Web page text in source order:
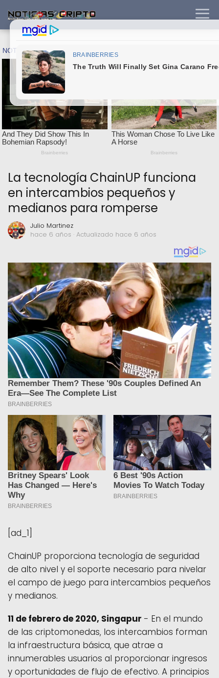
La tecnología ChainUP funciona
en intercambios pequeños y
medianos para romperse
Julio Martinez
hace 6 años · Actualizado hace 6 años
[ad_1]
ChainUP proporciona tecnología de seguridad
de alto nivel y el soporte necesario para nivelar
el campo de juego para intercambios pequeños
y medianos.
11 de febrero de 2020, Singapur - En el mundo
de las criptomonedas, los intercambios forman
la infraestructura básica, que atrae a
innumerables usuarios al proporcionar ingresos
y oportunidades de flujo de efectivo. A principios